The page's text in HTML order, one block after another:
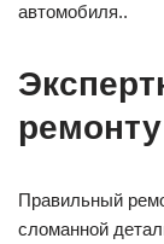
автомобиля..
Правильный
сломанной